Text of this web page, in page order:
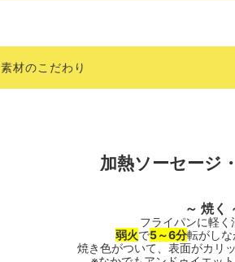
素材のこだわり
加熱ソーセージ
～ 焼く
フライパンに軽く
弱火で5～6分転がしな
焼き色がついて、表面がカリ